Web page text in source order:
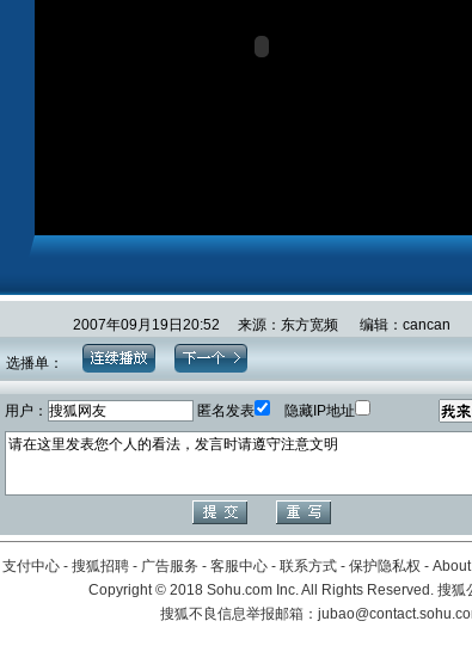
2007年09月19日20:52 来源：东方宽频 编辑：cancan
选播单：
用户： 匿名发表 隐藏IP地址
支付中心 - 搜狐招聘 - 广告服务 - 客服中心 - 联系方式 - 保护隐私权 -
Copyright©2018 Sohu.com Inc. All Rights Reserved. 搜狐
搜狐不良信息举报邮箱：